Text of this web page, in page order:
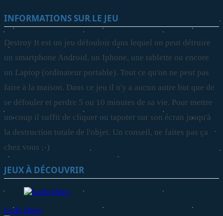
INFORMATIONS SUR LE JEU
Destroy It est un jeu défouloir dans lequel on peut détruire
un smartphone Android, un Iphone, une tablette ou encore
un Laptop (ordinateur portable). Tout ce qu'on ne peut pas
faire à la maison. Dans ce jeu il n'y a aucun autre but que de
se défouler et perdre 5 ou 10 minutes de sa vie. Pour mettre
un coup il suffit de cliquer ou tapoter sur son écran jusqu'à
la destruction totale de l'objet. Un conseil, ne faites pas ça
chez vous ;-)
JEUX À DÉCOUVRIR
Ludo Hero